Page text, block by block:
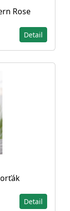
Rose
Detail
Detail